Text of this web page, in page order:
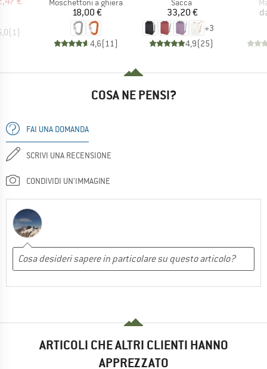
(1 )
Prezzo
18,00 €
4,6(11 )
Prezzo
33,20 €
+3
4,9(25)
COSA NE PENSI?
FAI UNA DOMANDA
SCRIVI UNA RECENSIONE
CONDIVIDI UN'IMMAGINE
ARTICOLI CHE ALTRI CLIENTI HANNO
APPREZZATO